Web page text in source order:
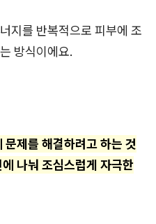
지를 반복적으로 피부에 조
방식이에요.
제를 해결하려고 하는 것
나눠 조심스럽게 자극한